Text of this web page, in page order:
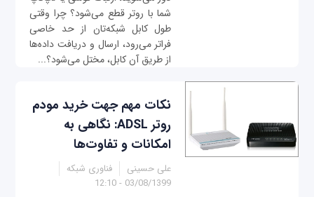
شما با روتر قطع می‌شود؟ چرا وقتی
طول کابل شبکه‌تان از حد خاصی
فراتر می‌رود، ارسال و دریافت داده‌ها
از طریق آن کابل، مختل می‌شود؟...
نکات مهم جهت خرید مودم
روتر ADSL: نگاهی به
امکانات و تفاوت‌ها
علی حسینی
فناوری شبکه
03/08/1399 - 12:10